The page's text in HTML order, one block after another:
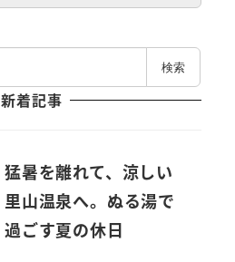
検索
新着記事
猛暑を離れて、涼しい
里山温泉へ。ぬる湯で
過ごす夏の休日